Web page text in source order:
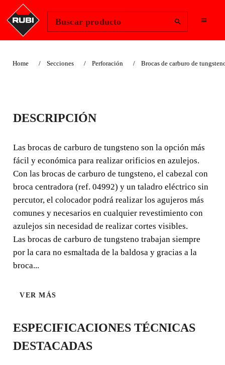
Buscar producto
Home Secciones Perforación Brocas de carburo de
BROCAS DE
CARBURO DE
TUNGSTENO
Las brocas de carburo de tungsteno son la opción más
fácil y económica para realizar orificios en azulejos.
DESCRIPCIÓN
Las brocas de carburo de tungsteno son la opción más
fácil y económica para realizar orificios en azulejos.
Con las brocas de carburo de tungsteno, el cabezal con
broca centradora (ref. 04992) y un taladro eléctrico sin
percutor, el colocador podrá realizar los agujeros más
comunes y necesarios en cualquier revestimiento con
azulejos sin necesidad de realizar cortes visibles.
Las brocas de carburo de tungsteno trabajan siempre
por la cara no esmaltada de la baldosa y gracias a la
broca...
VER MÁS
ESPECIFICACIONES TÉCNICAS
DESTACADAS